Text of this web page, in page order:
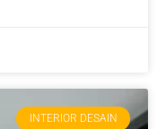
INTERIOR DESAIN